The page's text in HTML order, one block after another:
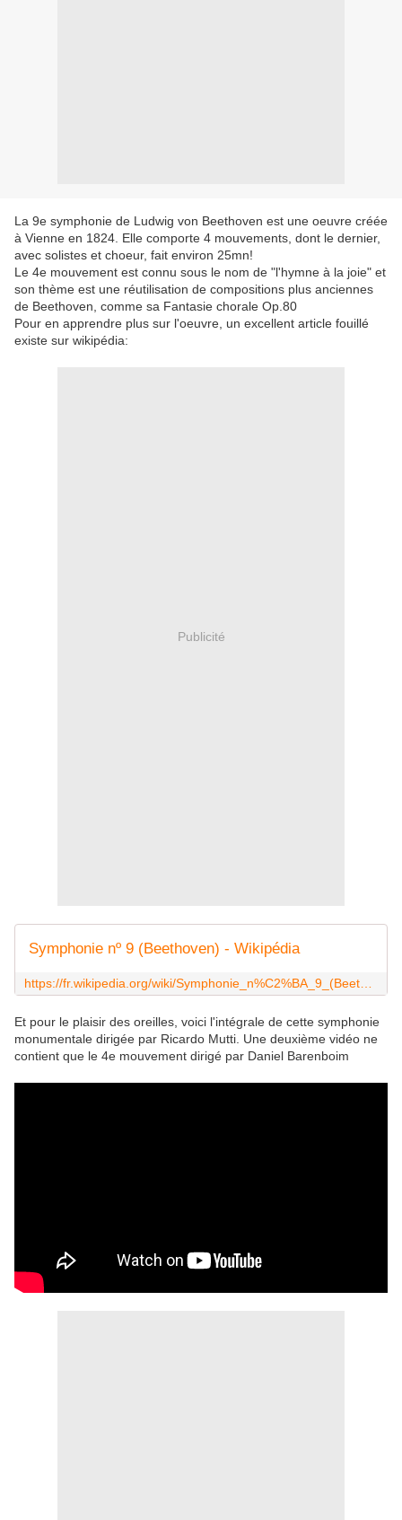
La 9e symphonie de Ludwig von Beethoven est une oeuvre créée
à Vienne en 1824. Elle comporte 4 mouvements, dont le dernier,
avec solistes et choeur, fait environ 25mn!
Le 4e mouvement est connu sous le nom de "l'hymne à la joie" et
son thème est une réutilisation de compositions plus anciennes
de Beethoven, comme sa Fantasie chorale Op.80
Pour en apprendre plus sur l'oeuvre, un excellent article fouillé
existe sur wikipédia:
Publicité
Symphonie nº 9 (Beethoven) - Wikipédia
Et pour le plaisir des oreilles, voici l'intégrale de cette symphonie
monumentale dirigée par Ricardo Mutti. Une deuxième vidéo ne
contient que le 4e mouvement dirigé par Daniel Barenboim